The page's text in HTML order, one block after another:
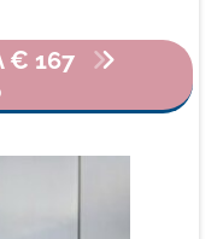
€ 167